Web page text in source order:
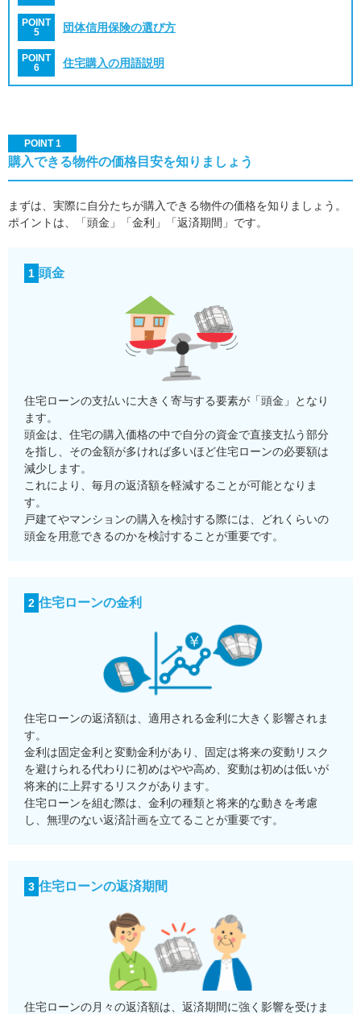
POINT
5
団体信用保険の選び方
POINT
6
住宅購入の用語説明
POINT 1
購入できる物件の価格目安を知りましょう
まずは、実際に自分たちが購入できる物件の価格を知りましょう。
ポイントは、「頭金」「金利」「返済期間」です。
1 頭金
住宅ローンの支払いに大きく寄与する要素が「頭金」となり
ます。
頭金は、住宅の購入価格の中で自分の資金で直接支払う部分
を指し、その金額が多ければ多いほど住宅ローンの必要額は
減少します。
これにより、毎月の返済額を軽減することが可能となりま
す。
戸建てやマンションの購入を検討する際には、どれくらいの
頭金を用意できるのかを検討することが重要です。
2 住宅ローンの金利
住宅ローンの返済額は、適用される金利に大きく影響されま
す。
金利は固定金利と変動金利があり、固定は将来の変動リスク
を避けられる代わりに初めはやや高め、変動は初めは低いが
将来的に上昇するリスクがあります。
住宅ローンを組む際は、金利の種類と将来的な動きを考慮
し、無理のない返済計画を立てることが重要です。
3 住宅ローンの返済期間
住宅ローンの月々の返済額は、返済期間に強く影響を受けま